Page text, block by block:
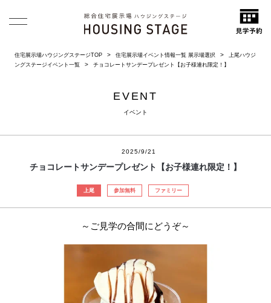
住宅展示場ハウジングステージTOP 住宅展示場イベント情報一覧 展示場選択
上尾ハウジ
ングステージイベント一覧
チョコレートサンデープレゼント【お子様連れ限定！】
EVENT
イベント
2025/9/21
チョコレートサンデープレゼント【お子様連れ限定！】
上尾 参加無料 ファミリー
～ご見学の合間にどうぞ～